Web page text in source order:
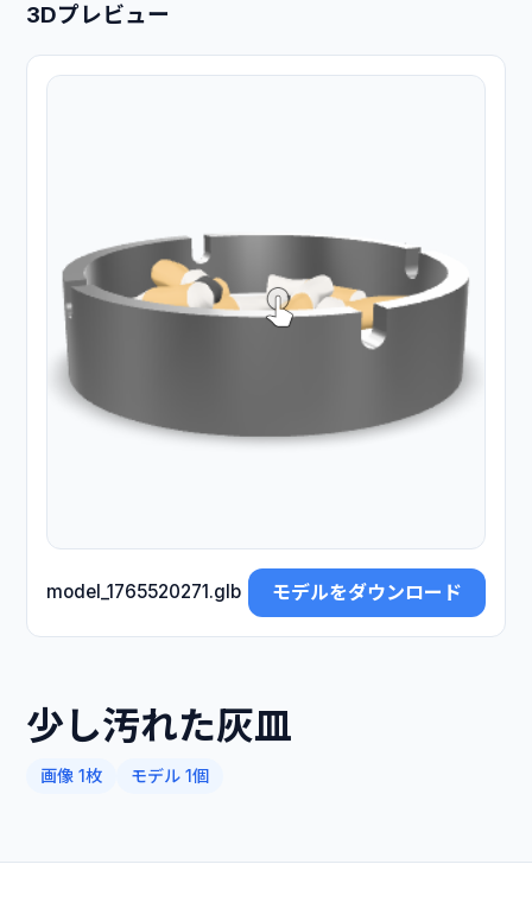
3Dプレビュー
model_1765520271.glb モデルをダウンロード
少し汚れた灰皿
画像 1枚 モデル 1個